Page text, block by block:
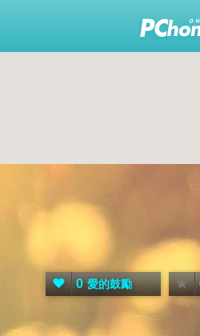
0 愛的鼓勵